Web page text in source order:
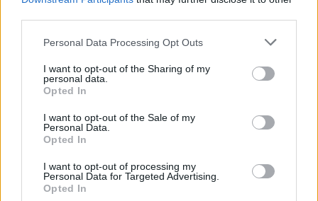
Please note that this website/app uses one or more Google
not limited to your visit or usage behaviour. You may click to
grant or deny consent to Google and its third-party tags to
use your data for below specified purposes in below Google
consent section.
Personal Data Processing Opt Outs
I want to opt-out of the Sharing of my
personal data.
Opted In
I want to opt-out of the Sale of my
Personal Data.
Opted In
I want to opt-out of processing my
Personal Data for Targeted Advertising.
Opted In
στον αυτοκινητόδρομο.
Οι επιβάτες του Chevy, που κατάγονταν από τη
Τζόρτζια, έχασαν τη ζωή τους από τη σύγκρουση.
ύποπτου λαθρέμπορου στο Honda, έχασαν επίσης
τη ζωή τους, σύμφωνα με τον Olivarez. Μεταξύ των